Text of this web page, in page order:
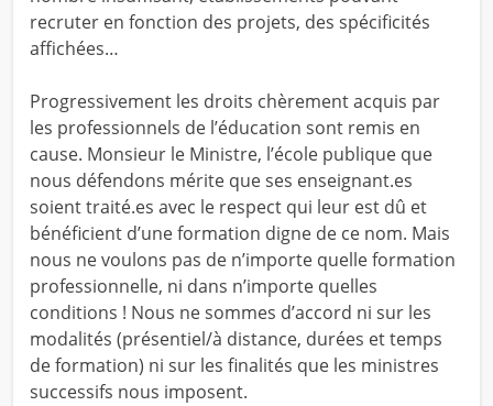
recruter en fonction des projets, des spécificités
affichées…
Progressivement les droits chèrement acquis par
les professionnels de l’éducation sont remis en
cause. Monsieur le Ministre, l’école publique que
nous défendons mérite que ses enseignant.es
soient traité.es avec le respect qui leur est dû et
bénéficient d’une formation digne de ce nom. Mais
nous ne voulons pas de n’importe quelle formation
professionnelle, ni dans n’importe quelles
conditions ! Nous ne sommes d’accord ni sur les
modalités (présentiel/à distance, durées et temps
de formation) ni sur les finalités que les ministres
successifs nous imposent.